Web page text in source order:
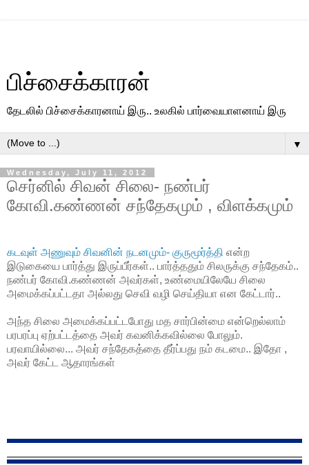
பிச்சைக்காரன்
தேடலில் பிச்சைக்காரனாய் இரு.. உலகில் பார்வையாளனாய் இரு
▼
Wednesday, July 11, 2012
செர்னில் சிவன் சிலை- நண்பர்
கோவி.கண்ணன் சந்தேகமும் , விளக்கமும்
கடவுள் அணுவும் சிவனின் நடனமும்- குருமூர்த்தி என்ற
இடுகையை பார்த்து இருப்பீர்கள்.. பார்த்ததும் சிலருக்கு சந்தேகம்..
நண்பர் கோவி.கண்ணன் அவர்கள், உண்மையிலேயே சிலை
அமைக்கப்பட்டதா அல்லது செவி வழி செய்தியா என கேட்டார்..
அந்த சிலை அமைக்கப்பட்டபோது மத சார்பின்மை என்றெல்லாம்
பரபரப்பு ஏற்பட்டத்தை அவர் கவனிக்கவில்லை போலும்.
பரவாயில்லை... அவர் சந்தேகத்தை தீர்ப்பது நம் கடமை.. இதோ ,
அவர் கேட்ட ஆதாரங்கள்